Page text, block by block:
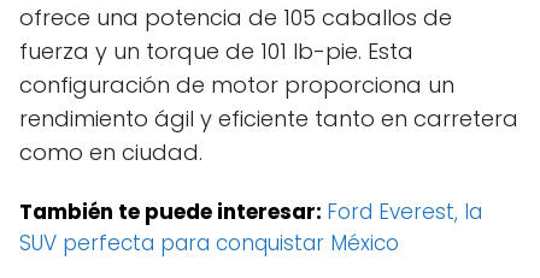
ofrece una potencia de 105 caballos de
fuerza y un torque de 101 lb-pie. Esta
configuración de motor proporciona un
rendimiento ágil y eficiente tanto en carretera
como en ciudad.
También te puede interesar: Ford Everest, la
SUV perfecta para conquistar México